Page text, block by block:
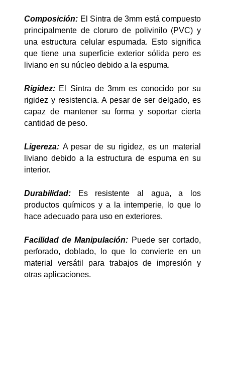
Composición: El Sintra de 3mm está compuesto
principalmente de cloruro de polivinilo (PVC) y
una estructura celular espumada. Esto significa
que tiene una superficie exterior sólida pero es
liviano en su núcleo debido a la espuma.
Rigidez: El Sintra de 3mm es conocido por su
rigidez y resistencia. A pesar de ser delgado, es
capaz de mantener su forma y soportar cierta
cantidad de peso.
Ligereza: A pesar de su rigidez, es un material
liviano debido a la estructura de espuma en su
interior.
Durabilidad:
Es resistente al agua, a los
productos químicos y a la intemperie, lo que lo
hace adecuado para uso en exteriores.
Facilidad de Manipulación: Puede ser cortado,
perforado, doblado, lo que lo convierte en un
material versátil para trabajos de impresión y
otras aplicaciones.